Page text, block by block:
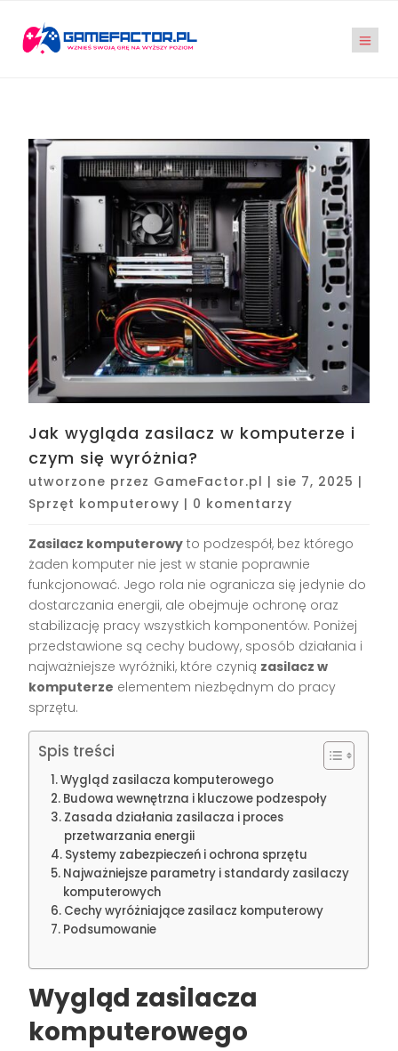
Jak wygląda zasilacz w komputerze i
czym się wyróżnia?
utworzone przez GameFactor.pl | sie 7, 2025 |
Sprzęt komputerowy | 0 komentarzy
Zasilacz komputerowy to podzespół, bez którego
żaden komputer nie jest w stanie poprawnie
funkcjonować. Jego rola nie ogranicza się jedynie do
dostarczania energii, ale obejmuje ochronę oraz
stabilizację pracy wszystkich komponentów. Poniżej
przedstawione są cechy budowy, sposób działania i
najważniejsze wyróżniki, które czynią zasilacz w
komputerze elementem niezbędnym do pracy
sprzętu.
Spis treści
Wygląd zasilacza komputerowego
Budowa wewnętrzna i kluczowe podzespoły
Zasada działania zasilacza i proces
przetwarzania energii
Systemy zabezpieczeń i ochrona sprzętu
Najważniejsze parametry i standardy zasilaczy
komputerowych
Cechy wyróżniające zasilacz komputerowy
Podsumowanie
Wygląd zasilacza
komputerowego